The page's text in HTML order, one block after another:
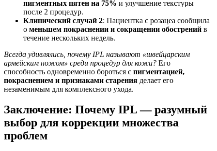
пигментных пятен на 75% и улучшение текстуры
после 2 процедур.
Клинический случай 2: Пациентка с розацеа сообщила
о меньшем покраснении и сокращении обострений в
течение нескольких недель.
Всегда удивлялись, почему IPL называют «швейцарским
армейским ножом» среди процедур для кожи? Его
способность одновременно бороться с пигментацией,
покраснением и признаками старения делает его
незаменимым для комплексного ухода.
Заключение: Почему IPL — разумный
выбор для коррекции множества
проблем